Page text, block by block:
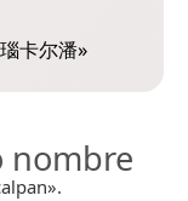
瑙卡尔潘»
nombre